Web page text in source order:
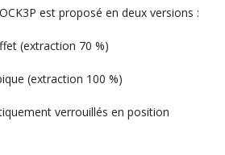
est proposé en deux versions :
(extraction 70 %)
(extraction 100 %)
verrouillés en position